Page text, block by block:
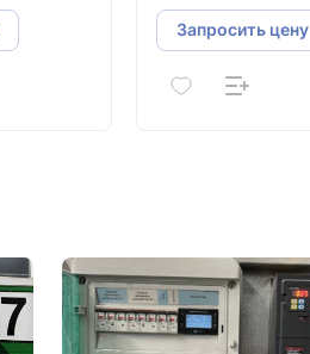
Запросить цену